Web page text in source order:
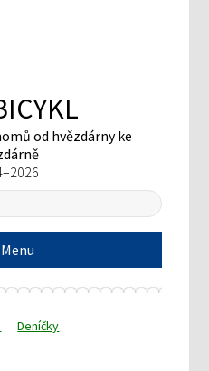
od hvězdárny ke
Menu
Deníčky